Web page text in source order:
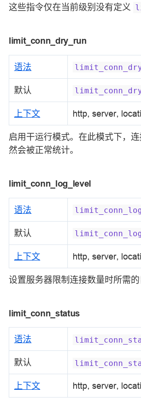
这些指令仅在当前级别没有定义
limit_conn_dry_run
语法
默认
上下文 http, server,
启用干运行模式。在此模式下，
然会被正常统计。
limit_conn_log_level
语法
默认
上下文 http, server,
设置服务器限制连接数量时所需的
limit_conn_status
语法
默认
上下文 http, server,